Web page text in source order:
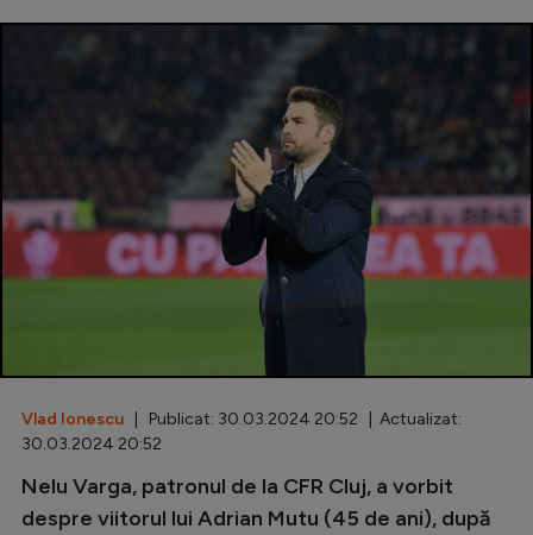
SuperLiga
Cupa României
Echipa Națională
U21
Fotbal feminin
Inedit
Clasamente
Vlad Ionescu | Publicat: 30.03.2024 20:52 | Actualizat:
30.03.2024 20:52
Nelu Varga, patronul de la CFR Cluj, a vorbit
despre viitorul lui Adrian Mutu (45 de ani), după